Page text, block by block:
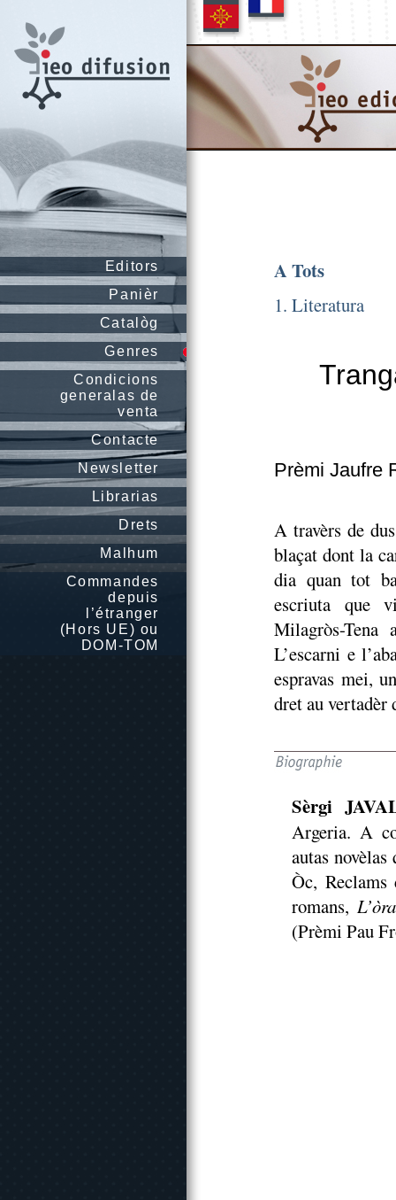
Editors
Panièr
Catalòg
Genres
Condicions
generalas de
venta
Contacte
Newsletter
Librarias
Drets
Malhum
Commandes
depuis
l’étranger
(Hors UE) ou
DOM-TOM
A Tots
1. Literatura
Prèmi Jaufre
A travèrs de
blaçat dont la
dia quan tot
escriuta que
Milagròs-
L’escarni e
espravas mei,
dret au vertadèr
Sèrgi
Argeria. A
autas
Òc,
romans,
(Prèmi Pau